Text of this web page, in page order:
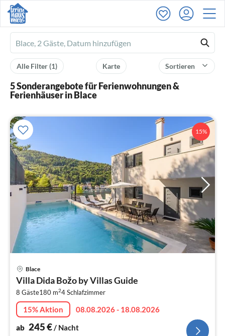
Ferienhausmiete
logo
Sortieren
Karte
Alle Filter(1)
5 Sonderangebote für Ferienwohnungen &
Ferienhäuser in Blace
15%
Blace
Villa Dida Božo by Villas Guide
8 Gäste180 m24Schlafzimmer
15% Aktion
08.08.2026 - 18.08.2026
ab 245€/ Nacht